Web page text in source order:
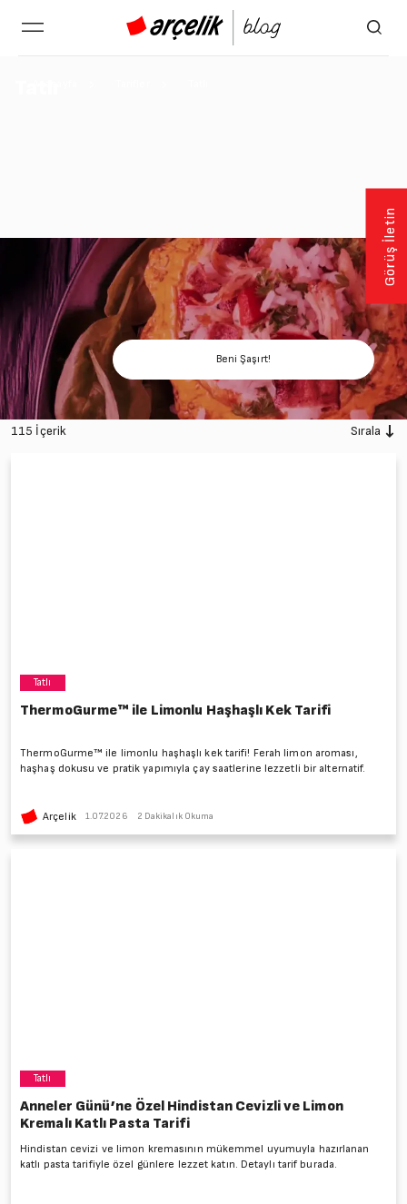
Bugün ne okusam diyorsan,
Beni Şaşırt butonuna tıkla ve
keşfetmeye başla!
115 İçerik Sırala
Tatlı
ThermoGurme™ ile Limonlu Haşhaşlı Kek Tarifi
ThermoGurme™ ile limonlu haşhaşlı kek tarifi! Ferah limon aroması,
haşhaş dokusu ve pratik yapımıyla çay saatlerine lezzetli bir alternatif.
Arçelik 1.07.2026 2 Dakikalık Okuma
Tatlı
Anneler Günü’ne Özel Hindistan Cevizli ve Limon
Kremalı Katlı Pasta Tarifi
Hindistan cevizi ve limon kremasının mükemmel uyumuyla hazırlanan
katlı pasta tarifiyle özel günlere lezzet katın. Detaylı tarif burada.
Görüş İletin